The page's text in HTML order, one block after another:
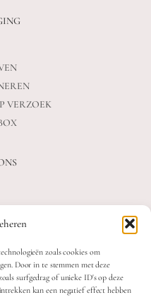
zoals cookies om
Door in te stemmen met deze
surfgedrag of unieke ID's op deze
kan een negatief effect hebben
VERZOEK
VRAGEN